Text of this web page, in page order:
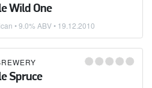
Wild One
• 9.0% ABV • 19.12.2010
Spruce